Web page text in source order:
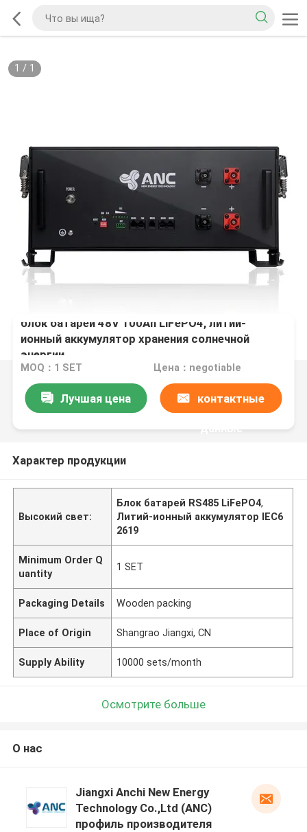
1 / 1
блок батарей 48V 100Ah LiFePO4, литий-
ионный аккумулятор хранения солнечной
энергии
MOQ：1 SET Цена：negotiable
Лучшая цена контактные
данные
Характер продукции
Высокий свет:
Блок батарей RS485 LiFePO4,
Литий-ионный аккумулятор IEC6
2619
Minimum Order Q
uantity
1 SET
Packaging Details Wooden packing
Place of Origin Shangrao Jiangxi, CN
Supply Ability 10000 sets/month
Осмотрите больше
О нас
Jiangxi Anchi New Energy
Technology Co.,Ltd (ANC)
профиль производителя